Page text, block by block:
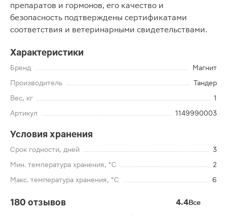
препаратов и гормонов, его качество и
безопасность подтверждены сертификатами
соответствия и ветеринарными свидетельствами.
Характеристики
Бренд
Магнит
Производитель
Тандер
Вес, кг
1
Артикул
1149990003
Условия хранения
Срок годности, дней
3
Мин. температура хранения, °C
2
Макс. температура хранения, °C
6
180 отзывов 4.4Все